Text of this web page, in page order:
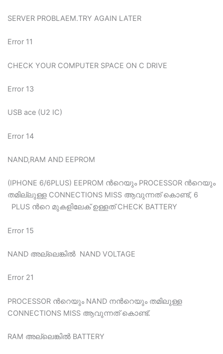
SERVER PROBLAEM.TRY AGAIN LATER
Error 11
CHECK YOUR COMPUTER SPACE ON C DRIVE
Error 13
USB ace (U2 IC)
Error 14
NAND,RAM AND EEPROM
(IPHONE 6/6PLUS) EEPROM ന്‍റെയും PROCESSOR ന്‍റെയും
തമില്ലുള്ള CONNECTIONS MISS ആവുന്നത് കൊണ്ട്, 6
PLUS ന്‍റെ മുകളിലേക് ഉള്ളത് CHECK BATTERY
Error 15
NAND അല്ലെങ്കില്‍ NAND VOLTAGE
Error 21
PROCESSOR ന്‍റെയും NAND നന്‍റെയും തമിലുള്ള
CONNECTIONS MISS ആവുന്നത് കൊണ്ട്.
RAM അല്ലെങ്കില്‍ BATTERY